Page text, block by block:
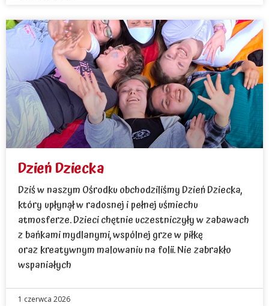
Dzień Dziecka
Dziś w naszym Ośrodku obchodziliśmy Dzień Dziecka,
który upłynął w radosnej i pełnej uśmiechu
atmosferze. Dzieci chętnie uczestniczyły w zabawach
z bańkami mydlanymi, wspólnej grze w piłkę
oraz kreatywnym malowaniu na folii. Nie zabrakło
wspaniałych
1 czerwca 2026